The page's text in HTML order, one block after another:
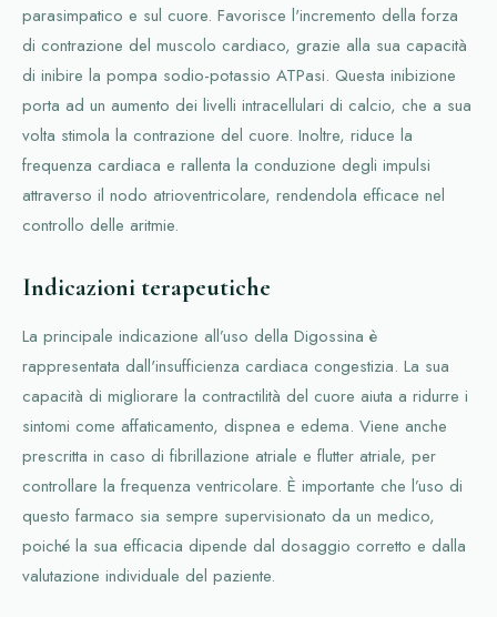
parasimpatico e sul cuore. Favorisce l'incremento della forza
di contrazione del muscolo cardiaco, grazie alla sua capacità
di inibire la pompa sodio-potassio ATPasi. Questa inibizione
porta ad un aumento dei livelli intracellulari di calcio, che a sua
volta stimola la contrazione del cuore. Inoltre, riduce la
frequenza cardiaca e rallenta la conduzione degli impulsi
attraverso il nodo atrioventricolare, rendendola efficace nel
controllo delle aritmie.
Indicazioni terapeutiche
La principale indicazione all’uso della Digossina è
rappresentata dall'insufficienza cardiaca congestizia. La sua
capacità di migliorare la contractilità del cuore aiuta a ridurre i
sintomi come affaticamento, dispnea e edema. Viene anche
prescritta in caso di fibrillazione atriale e flutter atriale, per
controllare la frequenza ventricolare. È importante che l’uso di
questo farmaco sia sempre supervisionato da un medico,
poiché la sua efficacia dipende dal dosaggio corretto e dalla
valutazione individuale del paziente.